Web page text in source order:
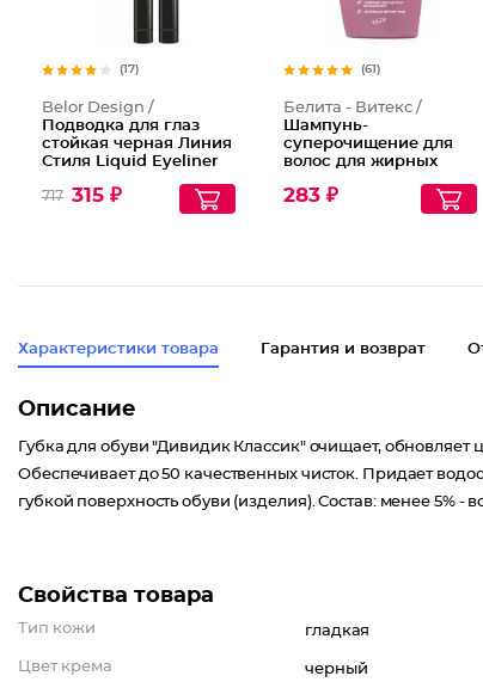
(17)
Belor Design /
Подводка для глаз
стойкая черная Линия
Стиля Liquid Eyeliner
717 315 ₽
(61)
Белита - Витекс /
Шампунь-
суперочищение для
волос для жирных
АНА-фруктовыми
283 ₽
Характеристики товара Гарантия и возврат
Описание
Губка для обуви "Дивидик Классик" очищает, обновляет
Обеспечивает до 50 качественных чисток. Придает
губкой поверхность обуви (изделия). Состав: менее 5% -
Свойства товара
Тип кожи гладкая
Цвет крема черный